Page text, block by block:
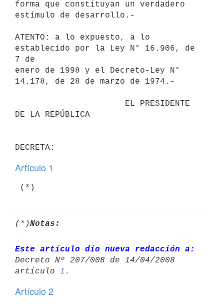
forma que constituyan un verdadero
estímulo de desarrollo.-
ATENTO: a lo expuesto, a lo
establecido por la Ley N° 16.906, de
7 de
enero de 1998 y el Decreto-Ley N°
14.178, de 28 de marzo de 1974.-
DE LA REPÚBLICA
Artículo 1
(*)
(*)Notas:
Este artículo dio nueva redacción a:
Decreto Nº 207/008 de 14/04/2008
artículo 1
Artículo 2